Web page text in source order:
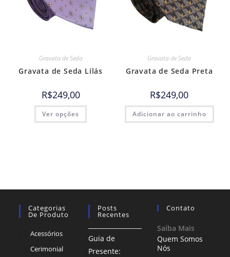
Gravata de Seda
Gravata de Seda Lilás
R$249,00
Ver opções
Gravata de Seda
Gravata de Seda Preta
R$249,00
Adicionar ao carrinho
Categorias
De Produto
Acessórios
Cerimonial
Posts
Recentes
Guia de
Presente:
Contato
Saiba Mais
Quem Somos
Nós